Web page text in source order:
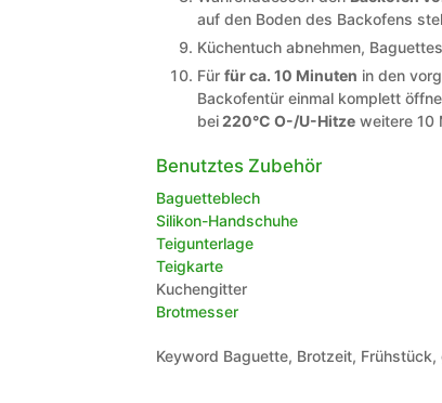
auf den Boden des Backofens
Küchentuch abnehmen,
Fürfür ca. 10 Minuten in den
Backofentür einmal komplett
bei220°C O-/U-Hitze weitere 10
Benutztes Zubehör
Baguetteblech
Silikon-Handschuhe
Teigunterlage
Teigkarte
Kuchengitter
Brotmesser
Keyword Baguette, Brotzeit,